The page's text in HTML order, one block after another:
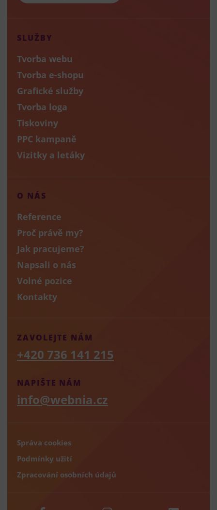
SLUŽBY
Tvorba webu
Tvorba e-shopu
Grafické služby
Tvorba loga
Tiskoviny
PPC kampaně
Vizitky a letáky
O NÁS
Reference
Proč právě my?
Jak pracujeme?
Napsali o nás
Volné pozice
Kontakty
NAPIŠTE NÁM
info@webnia.cz
ZAVOLEJTE NÁM
+420 736 141 215
Správa cookies
Podmínky užití
Zpracování osobních údajů